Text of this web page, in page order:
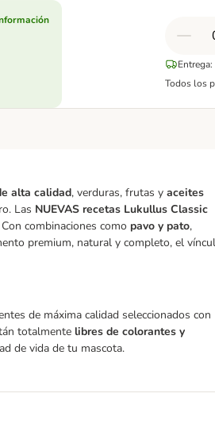
Todos los
alta calidad, verduras, frutas y aceites
Las NUEVAS recetas Lukullus Classic
combinaciones como pavo y pato,
premium, natural y completo, el
de máxima calidad seleccionados con
totalmente libres de colorantes y
de vida de tu mascota.